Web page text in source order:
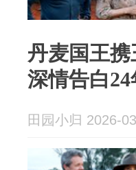
丹麦国王
深情告白
田园小归 2026-